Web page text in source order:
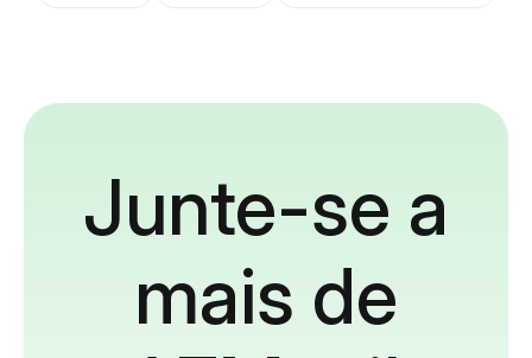
Junte-se a
mais de